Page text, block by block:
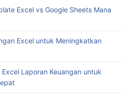
Excel vs Google Sheets Mana
Excel untuk Meningkatkan
Laporan Keuangan untuk